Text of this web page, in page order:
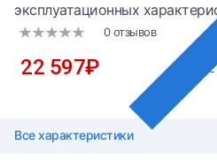
эксплуатационных
0 отзывов
22 597₽ без НДС
Все характеристики